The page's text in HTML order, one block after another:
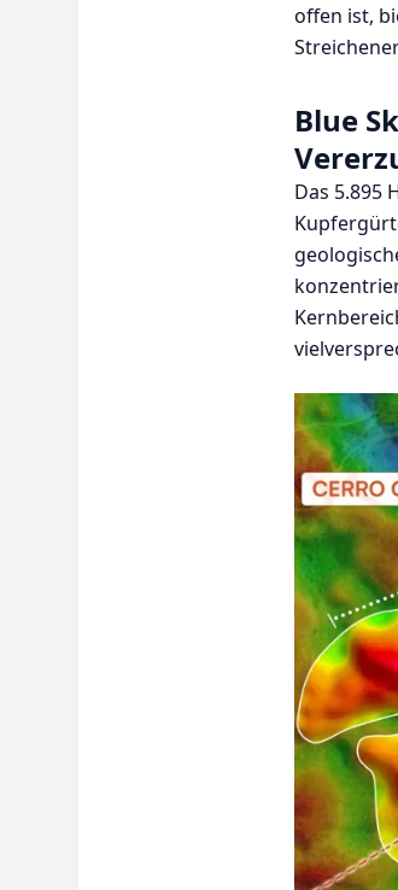
offen ist,
Blue
Das 5.895